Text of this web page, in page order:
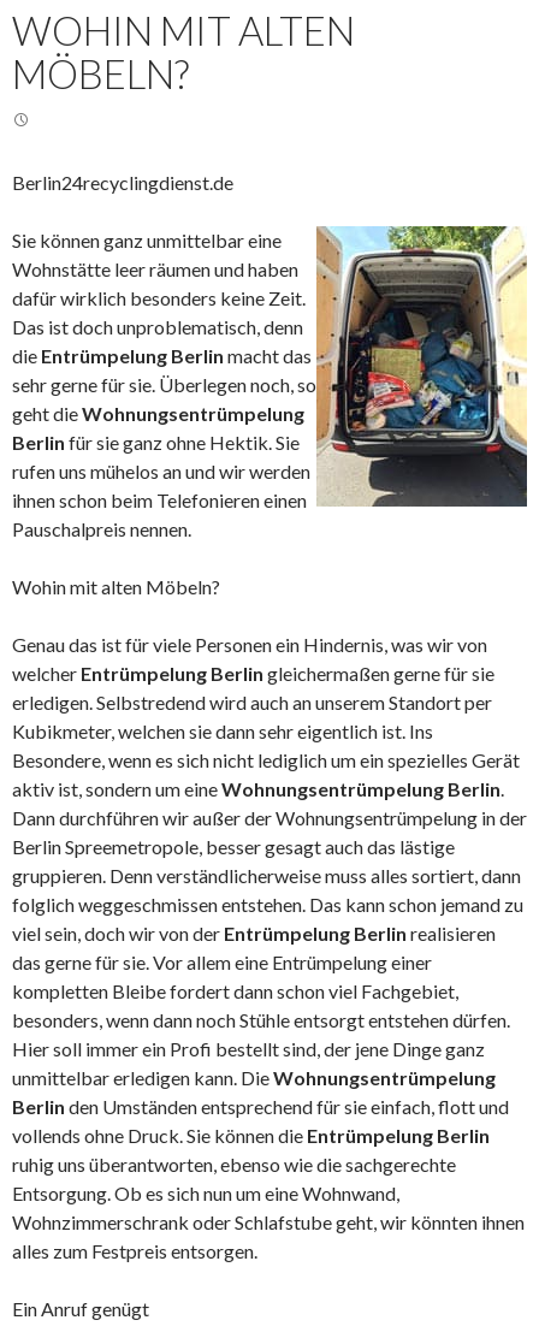
WOHIN MIT ALTEN
MÖBELN?
Berlin24recyclingdienst.de
Sie können ganz unmittelbar eine
Wohnstätte leer räumen und haben
dafür wirklich besonders keine Zeit.
Das ist doch unproblematisch, denn
die Entrümpelung Berlin macht das
sehr gerne für sie. Überlegen noch, so
geht dieWohnungsentrümpelung
Berlin für sie ganz ohne Hektik. Sie
rufen uns mühelos an und wir werden
ihnen schon beim Telefonieren einen
Pauschalpreis nennen.
Wohin mit alten Möbeln?
Genau das ist für viele Personen ein Hindernis, was wir von
welcher Entrümpelung Berlin gleichermaßen gerne für sie
erledigen. Selbstredend wird auch an unserem Standort per
Kubikmeter, welchen sie dann sehr eigentlich ist. Ins
Besondere, wenn es sich nicht lediglich um ein spezielles Gerät
aktiv ist, sondern um eineWohnungsentrümpelung Berlin.
Dann durchführen wir außer der Wohnungsentrümpelung in der
Berlin Spreemetropole, besser gesagt auch das lästige
gruppieren. Denn verständlicherweise muss alles sortiert, dann
folglich weggeschmissen entstehen. Das kann schon jemand zu
viel sein, doch wir von der Entrümpelung Berlin realisieren
das gerne für sie. Vor allem eine Entrümpelung einer
kompletten Bleibe fordert dann schon viel Fachgebiet,
besonders, wenn dann noch Stühle entsorgt entstehen dürfen.
Hier soll immer ein Profi bestellt sind, der jene Dinge ganz
unmittelbar erledigen kann. DieWohnungsentrümpelung
Berlin den Umständen entsprechend für sie einfach, flott und
vollends ohne Druck. Sie können die Entrümpelung Berlin
ruhig uns überantworten, ebenso wie die sachgerechte
Entsorgung. Ob es sich nun um eine Wohnwand,
Wohnzimmerschrank oder Schlafstube geht, wir könnten ihnen
alles zum Festpreis entsorgen.
Ein Anruf genügt